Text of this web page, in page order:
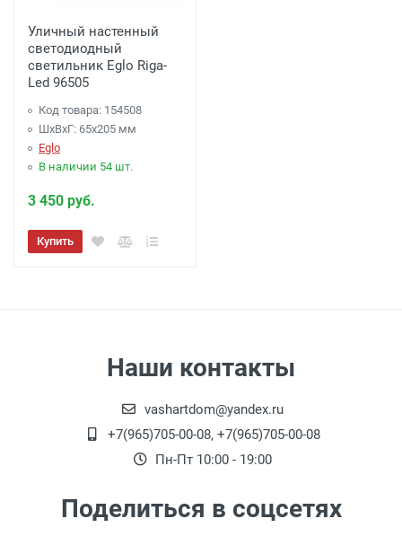
Доставка по г. Калуге, заказ более 3000
рублей.
Доставка г. Калуга (самовывоз из офиса)
заказ менее 3000 рублей. -
Обнинск, Балабаново -
заказе более 3000 рублей), до подъезда;
менее 3000 рублей. -
до подъезда;
Доставка до терминала Транспортной
Компании- (для Регионов)Подробнее
Уличный настенный
светодиодный
светильник Eglo Riga-
Led 96505
Код товара: 154508
ШхВхГ: 65x205 мм
Eglo
В наличии 54 шт.
3 450 руб.
Купить
Наши контакты
vashartdom@yandex.ru
+7(965)705-00-08, +7(965)705-00-08
Пн-Пт 10:00 - 19:00
Поделиться в соцсетях